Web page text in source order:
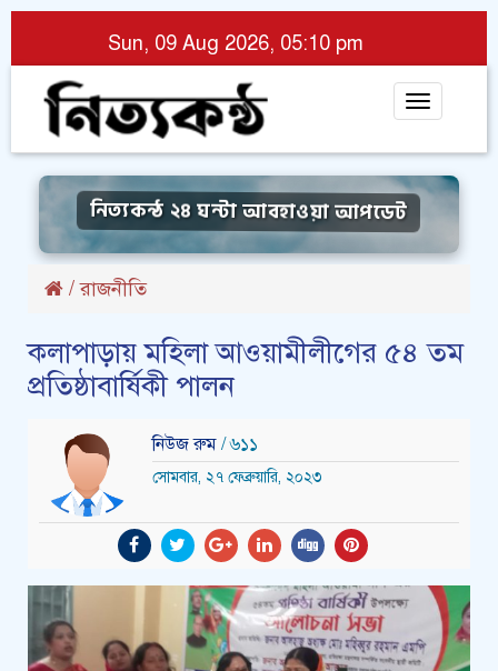
Sun, 09 Aug 2026, 05:10 pm
Toggle
নিত্যকন্ঠ ২৪ ঘন্টা আবহাওয়া আপডেট
/রাজনীতি
কলাপাড়ায় মহিলা আওয়ামীলীগের ৫৪ তম
প্রতিষ্ঠাবার্ষিকী পালন
নিউজ রুম / ৬১১
সোমবার, ২৭ ফেব্রুয়ারি, ২০২৩